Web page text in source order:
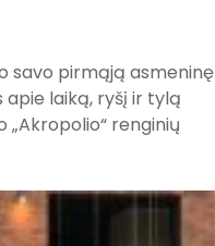
savo pirmąją asmeninę
apie laiką, ryšį ir tylą
„Akropolio“ renginių